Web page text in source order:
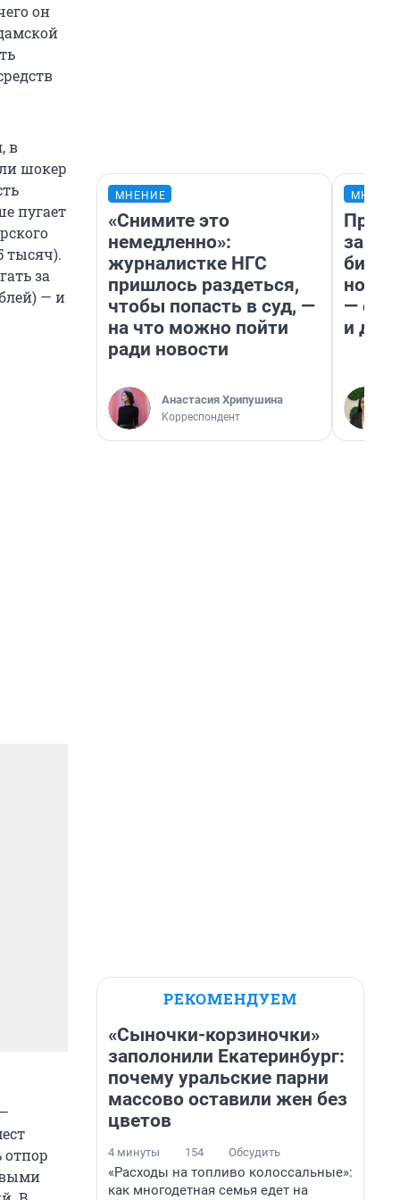
он
в
шокер
пугает
тысяч).
за
— и
МНЕНИЕ
«Снимите это
немедленно»:
журналистке НГС
пришлось раздеться,
чтобы попасть в суд, —
на что можно пойти
ради новости
Анастасия Хрипушина
Корреспондент
— он
и
РЕКОМЕНДУЕМ
«Сыночки-корзиночки»
заполонили Екатеринбург:
почему уральские парни
массово оставили жен без
цветов
4 минуты 154 Обсудить
«Расходы на топливо колоссальные»:
как многодетная семья едет на